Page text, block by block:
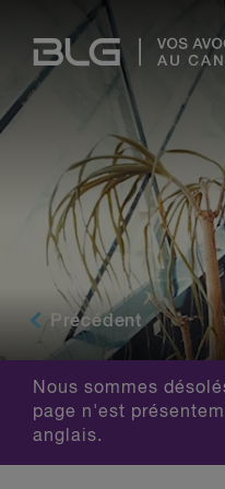
Links
Précédent
Nous sommes
page n'est
anglais.